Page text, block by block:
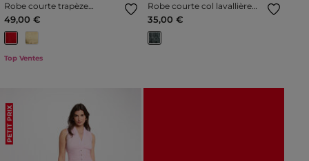
Robe courte trapèze
dentelle rouge femme
49,00 €
Top Ventes
Robe courte col lavallière
multicolore femme
35,00 €
PETIT PRIX